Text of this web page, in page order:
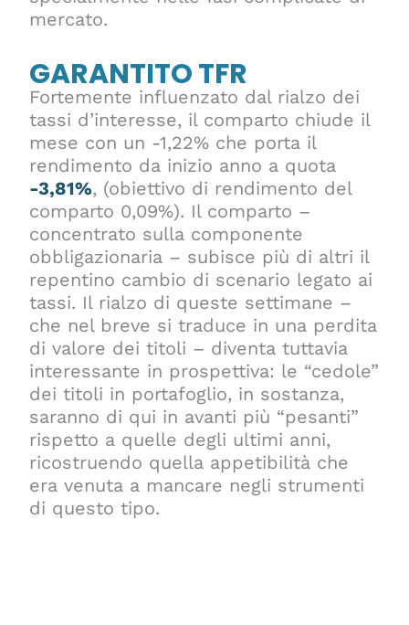
mercato.
GARANTITO TFR
Fortemente influenzato dal rialzo dei
tassi d’interesse, il comparto chiude il
mese con un -1,22% che porta il
rendimento da inizio anno a quota
-3,81%, (obiettivo di rendimento del
comparto 0,09%). Il comparto –
concentrato sulla componente
obbligazionaria – subisce più di altri il
repentino cambio di scenario legato ai
tassi. Il rialzo di queste settimane –
che nel breve si traduce in una perdita
di valore dei titoli – diventa tuttavia
interessante in prospettiva: le “cedole”
dei titoli in portafoglio, in sostanza,
saranno di qui in avanti più “pesanti”
rispetto a quelle degli ultimi anni,
ricostruendo quella appetibilità che
era venuta a mancare negli strumenti
di questo tipo.